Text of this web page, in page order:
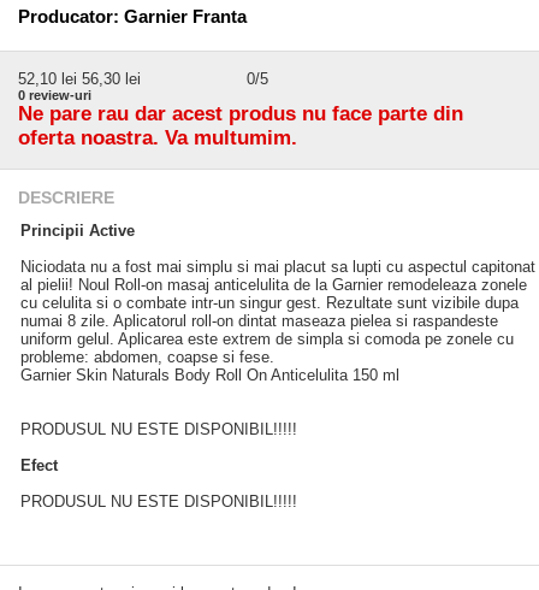
Producator: Garnier Franta
52,10 lei 56,30 lei 0/5
0 review-uri
Ne pare rau dar acest produs nu face parte din
oferta noastra. Va multumim.
DESCRIERE
Principii Active
Niciodata nu a fost mai simplu si mai placut sa lupti cu aspectul capitonat
al pielii! Noul Roll-on masaj anticelulita de la Garnier remodeleaza zonele
cu celulita si o combate intr-un singur gest. Rezultate sunt vizibile dupa
numai 8 zile. Aplicatorul roll-on dintat maseaza pielea si raspandeste
uniform gelul. Aplicarea este extrem de simpla si comoda pe zonele cu
probleme: abdomen, coapse si fese.
Garnier Skin Naturals Body Roll On Anticelulita 150 ml
PRODUSUL NU ESTE DISPONIBIL!!!!!
Efect
PRODUSUL NU ESTE DISPONIBIL!!!!!